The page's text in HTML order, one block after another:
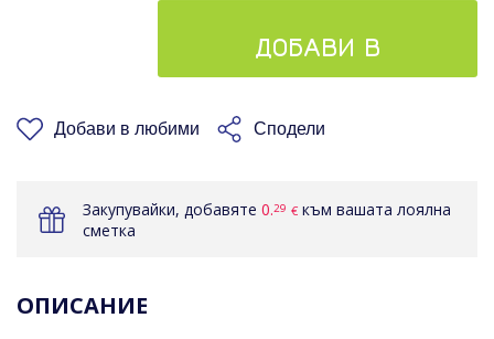
ДОБАВИ В
КОШНИЦАТА
Добави в любими Сподели
Закупувайки, добавяте 0.29 € към вашата лоялна
сметка
ОПИСАНИЕ